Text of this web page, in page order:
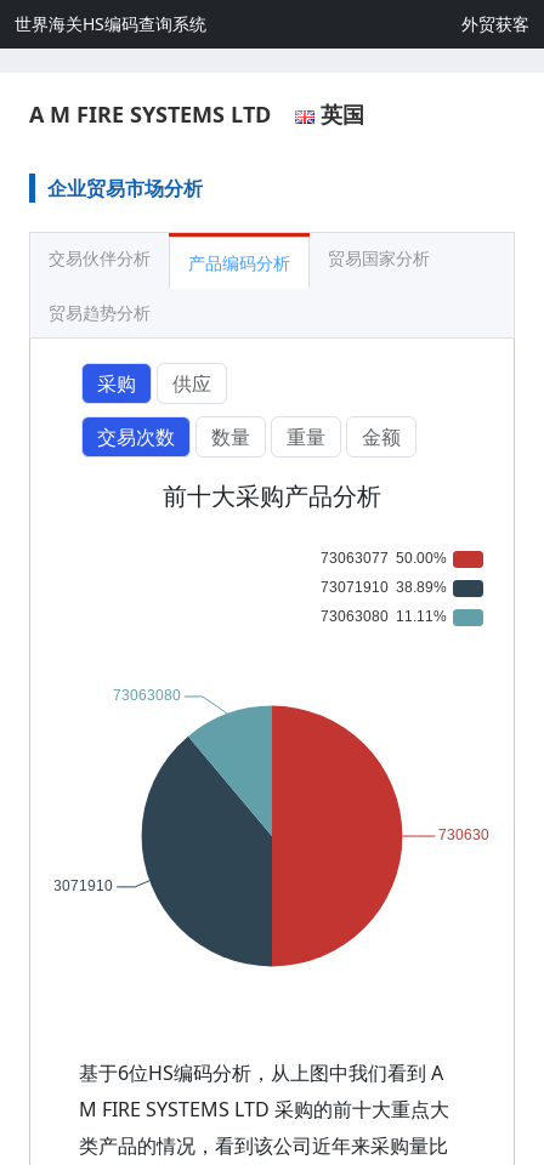
世界海关HS编码查询系统 外贸获客
A M FIRE SYSTEMS LTD 英国
企业贸易市场分析
交易伙伴分析 产品编码分析 贸易国家分析
贸易趋势分析
采购
供应
交易次数
数量 重量 金额
前十大采购产品分析
基于6位HS编码分析，从上图中我们看到 A
M FIRE SYSTEMS LTD 采购的前十大重点大
类产品的情况，看到该公司近年来采购量比